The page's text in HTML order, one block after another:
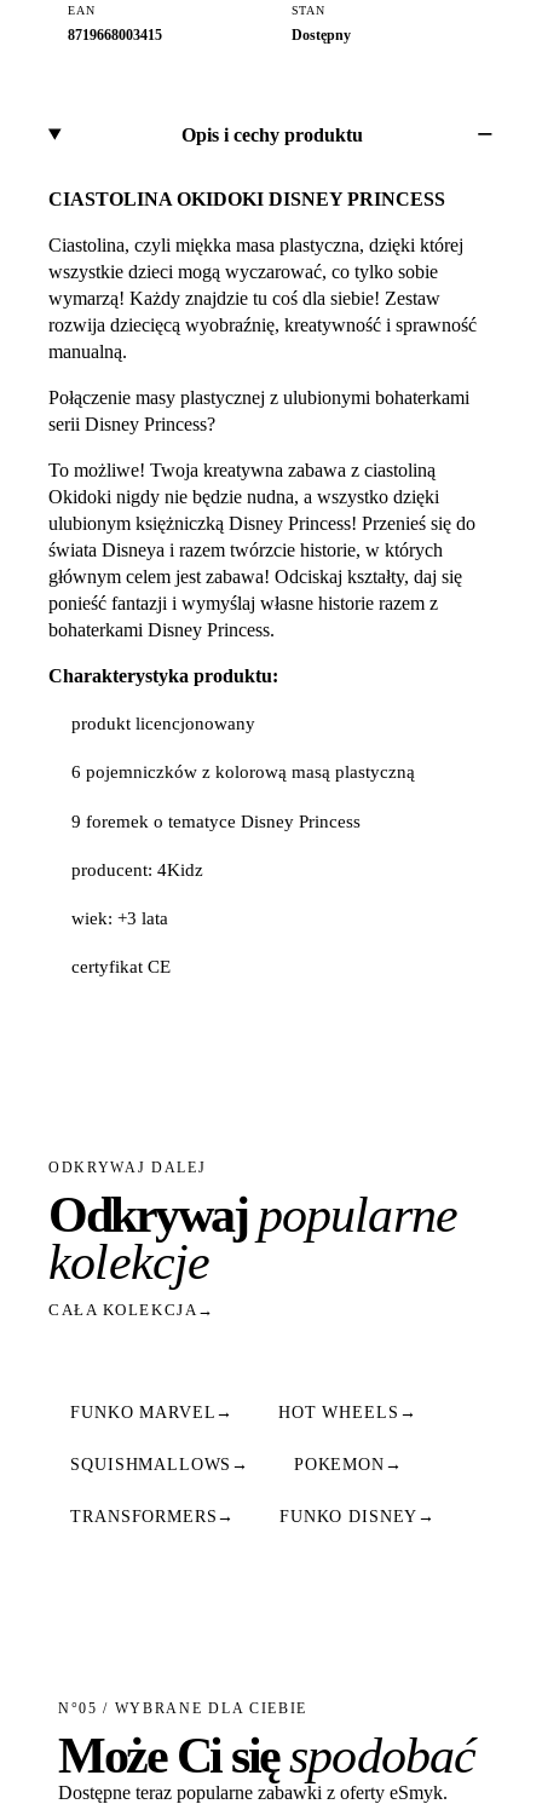
EAN
8719668003415
STAN
Dostępny
Opis i cechy produktu
CIASTOLINA OKIDOKI DISNEY PRINCESS
Ciastolina, czyli miękka masa plastyczna, dzięki której
wszystkie dzieci mogą wyczarować, co tylko sobie
wymarzą! Każdy znajdzie tu coś dla siebie! Zestaw
rozwija dziecięcą wyobraźnię, kreatywność i sprawność
manualną.
Połączenie masy plastycznej z ulubionymi bohaterkami
serii Disney Princess?
To możliwe! Twoja kreatywna zabawa z ciastoliną
Okidoki nigdy nie będzie nudna, a wszystko dzięki
ulubionym księżniczką Disney Princess! Przenieś się do
świata Disneya i razem twórzcie historie, w których
głównym celem jest zabawa! Odciskaj kształty, daj się
ponieść fantazji i wymyślaj własne historie razem z
bohaterkami Disney Princess.
Charakterystyka produktu:
produkt licencjonowany
6 pojemniczków z kolorową masą plastyczną
9 foremek o tematyce Disney Princess
producent: 4Kidz
wiek: +3 lata
certyfikat CE
ODKRYWAJ DALEJ
Odkrywajpopularne
kolekcje
CAŁA KOLEKCJA→
FUNKO MARVEL → HOT WHEELS →
SQUISHMALLOWS → POKEMON →
TRANSFORMERS → FUNKO DISNEY →
N°05 / WYBRANE DLA CIEBIE
Może Ci sięspodobać
Dostępne teraz popularne zabawki z oferty eSmyk.